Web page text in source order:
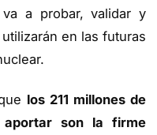
a probar, validar y
en las futuras
los 211 millones de
son la firme